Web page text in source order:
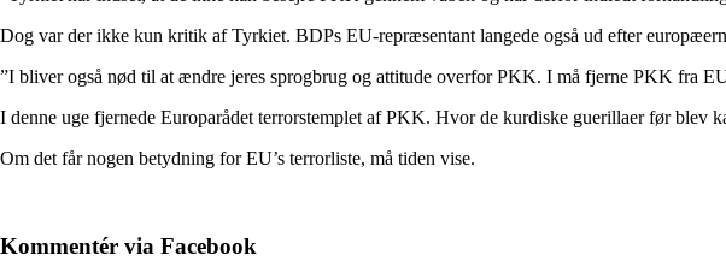
Dog var der ikke kun kritik af Tyrkiet. BDPs EU-repræsentant langede også ud efter
”I bliver også nød til at ændre jeres sprogbrug og attitude overfor PKK. I må fjerne PKK fra
I denne uge fjernede Europarådet terrorstemplet af PKK. Hvor de kurdiske guerillaer før
Om det får nogen betydning for EU’s terrorliste, må tiden vise.
Kommentér via Facebook